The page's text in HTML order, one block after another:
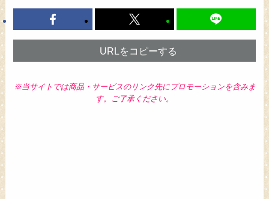
URLをコピーする
※当サイトでは商品・サービスのリンク先にプロモーションを含みま
す。ご了承ください。